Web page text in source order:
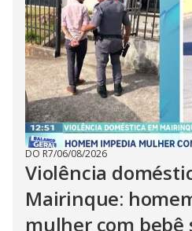
DO R7/06/08/2026
Violência
Mairinque:
mulher com bebê